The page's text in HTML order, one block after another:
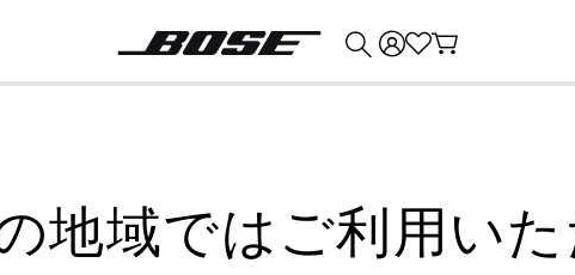
地域ではご利用い